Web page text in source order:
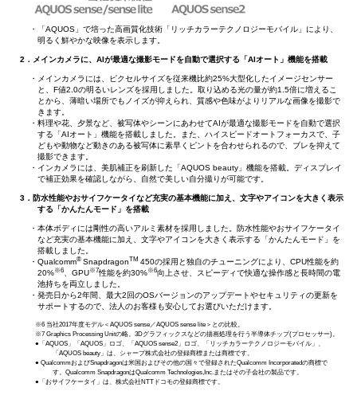
・「AQUOS」で培った高画質化技術「リッチカラーテクノロジーモバイル」により、
明るく鮮やかな映像を表示します。
2．メインカメラに、AIが最適な撮影モードを自動で選択する「AIオート」機能を搭載
・メインカメラには、ピクセルサイズを従来機比約25%大型化したイメージセンサー
と、F値2.0の明るいレンズを採用しました。取り込める光の量が約1.5倍に増えるこ
とから、薄暗い場所でもノイズが抑えられ、質感や色味がよりリアルな画像を撮影で
きます。
・料理や花、夕景など、被写体やシーンにあわせてAIが最適な撮影モードを自動で選択
する「AIオート」機能を搭載しました。また、ハイスピードオートフォーカスで、子
どもや動物など動きのある被写体に素早くピントを合わせられるので、ブレを抑えて
撮影できます。
・インカメラには、美肌補正を刷新した「AQUOS beauty」機能を搭載。ディスプレイ
で補正効果を確認しながら、自然で美しい自分撮りが可能です。
3．防水性能やおサイフケータイなど充実の基本機能に加え、文字やアイコンを大きく表示
する「かんたんモード」を搭載
・本体ボディには剛性の高いアルミ素材を採用しました。防水性能やおサイフケータイ
など充実の基本機能に加え、文字やアイコンを大きく表示する「かんたんモード」を
搭載しました。
・Qualcomm®SnapdragonTM 450の採用と独自のチューニングにより、CPU性能を約
20%※6 、GPU※7性能を約30%※6向上させ、スピーディで快適な操作感と長時間の電
池持ちを両立しました。
・発売日から2年間、最大2回のOSバージョンのアップデートやセキュリティの更新を
サポートするので、法人のお客様も安心してお選びいただけます。
※6 当社2017年度モデル＜AQUOS sense／AQUOS sense lite＞との比較。
※7 Graphics Processing Unitの略。3Dグラフィックスなどの描画処理を行う半導体チップ(プロセッサー)。
●「AQUOS」「AQUOS」ロゴ、「AQUOS sense2」ロゴ、「リッチカラーテクノロジーモバイル」、
「AQUOS beauty」は、シャープ株式会社の登録商標または商標です。
● QualcommおよびSnapdragonは米国およびその他の国々で登録されたQualcomm Incorporatedの商標で
す。Qualcomm SnapdragonはQualcomm Technologies,Inc.またはその子会社の製品です。
●「おサイフケータイ」は、株式会社NTTドコモの登録商標です。